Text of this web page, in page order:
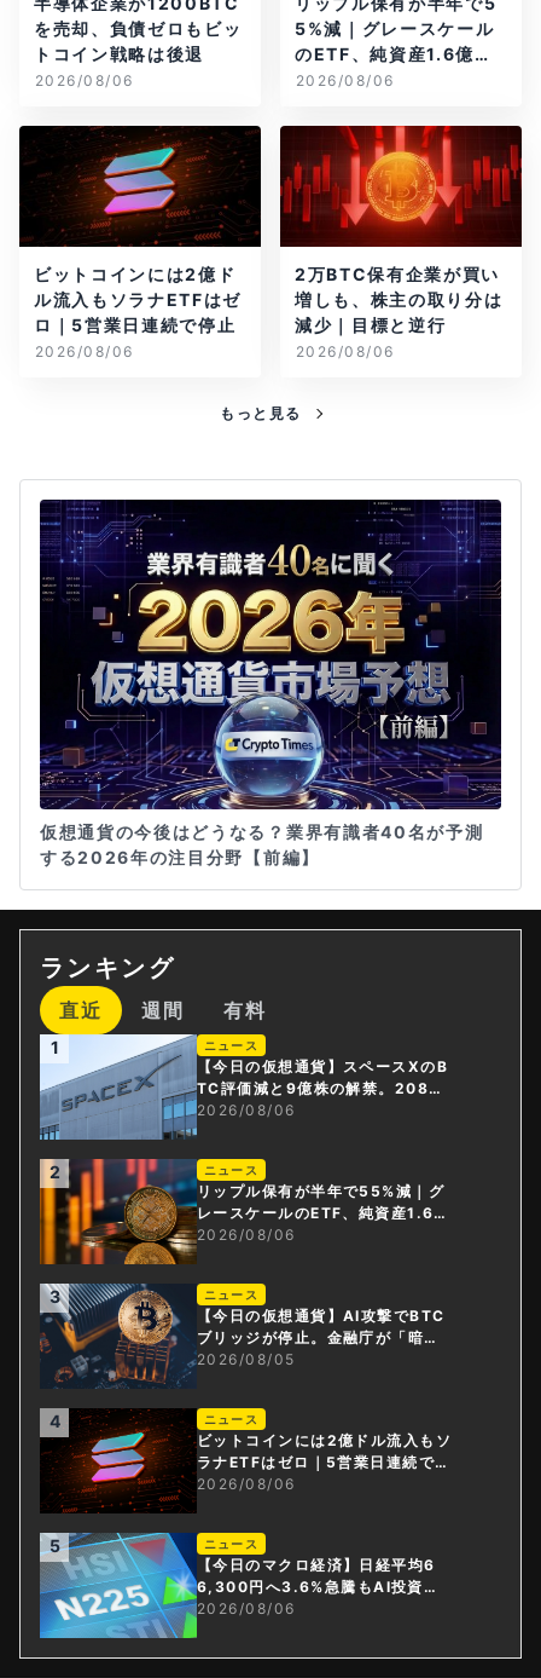
を売却、負債ゼロもビッ
トコイン戦略は後退
2026/08/06
5%減｜グレースケール
のETF、純資産1.6億ド
ル減
2026/08/06
ビットコインには2億ド
ル流入もソラナETFはゼ
ロ｜5営業日連続で停止
2026/08/06
2万BTC保有企業が買い
増しも、株主の取り分は
減少｜目標と逆行
2026/08/06
もっと見る
仮想通貨の今後はどうなる？業界有識者40名が予測
する2026年の注目分野【前編】
ランキング
直近 週間 有料
1 ニュース
【今日の仮想通貨】スペースXのB
TC評価減と9億株の解禁。208億
円相当のBTCが盗難
2026/08/06
2 ニュース
リップル保有が半年で55%減｜グ
レースケールのETF、純資産1.6億
ドル減
2026/08/06
3 ニュース
【今日の仮想通貨】AI攻撃でBTC
ブリッジが停止。金融庁が「暗号
資産・ステーブルコイン課」新設
2026/08/05
4 ニュース
ビットコインには2億ドル流入もソ
ラナETFはゼロ｜5営業日連続で停
止
2026/08/06
5 ニュース
【今日のマクロ経済】日経平均6
6,300円へ3.6%急騰もAI投資回
収懸念が再燃
2026/08/06